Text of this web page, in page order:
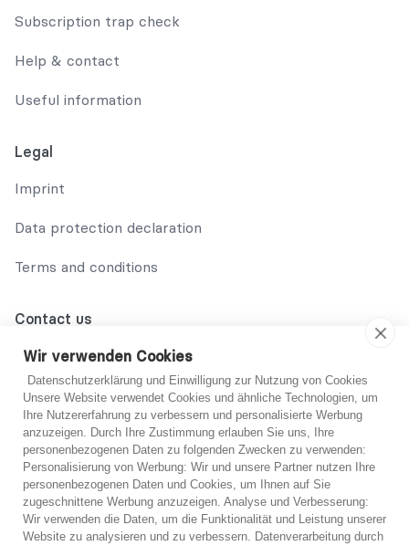
You are not sure?
If you are unsure, you can get free advice from one
Subscription trap check
Help & contact
Useful information
Legal
Imprint
Data protection declaration
Terms and conditions
Contact us
02131 708 42 70
support@abo-hilfe.de
© 2021 abo-hilfe.de
*Note: abo-hilfe.de serves as an informative website. The
consumer receives information and tips and tricks on the
Wir verwenden Cookies
Datenschutzerklärung und Einwilligung zur Nutzung von Cookies
Unsere Website verwendet Cookies und ähnliche Technologien, um
Ihre Nutzererfahrung zu verbessern und personalisierte Werbung
anzuzeigen. Durch Ihre Zustimmung erlauben Sie uns, Ihre
personenbezogenen Daten zu folgenden Zwecken zu verwenden:
Personalisierung von Werbung: Wir und unsere Partner nutzen Ihre
personenbezogenen Daten und Cookies, um Ihnen auf Sie
zugeschnittene Werbung anzuzeigen. Analyse und Verbesserung:
Wir verwenden die Daten, um die Funktionalität und Leistung unserer
Website zu analysieren und zu verbessern. Datenverarbeitung durch